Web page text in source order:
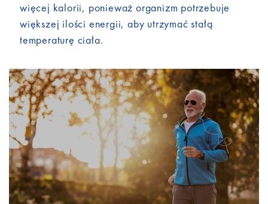
więcej kalorii, ponieważ organizm potrzebuje
większej ilości energii, aby utrzymać stałą
temperaturę ciała.